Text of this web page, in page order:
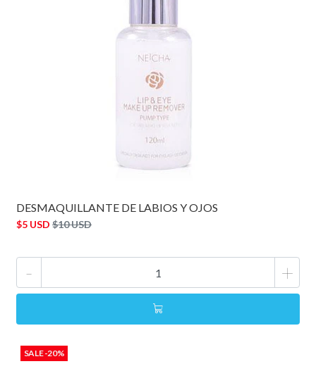
DESMAQUILLANTE DE LABIOS Y OJOS
$5 USD $10 USD
- +
SALE -20%